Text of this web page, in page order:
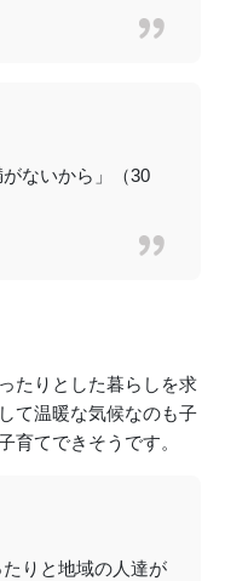
がないから」（30
たりとした暮らしを求
て温暖な気候なのも子
育てできそうです。
たりと地域の人達が